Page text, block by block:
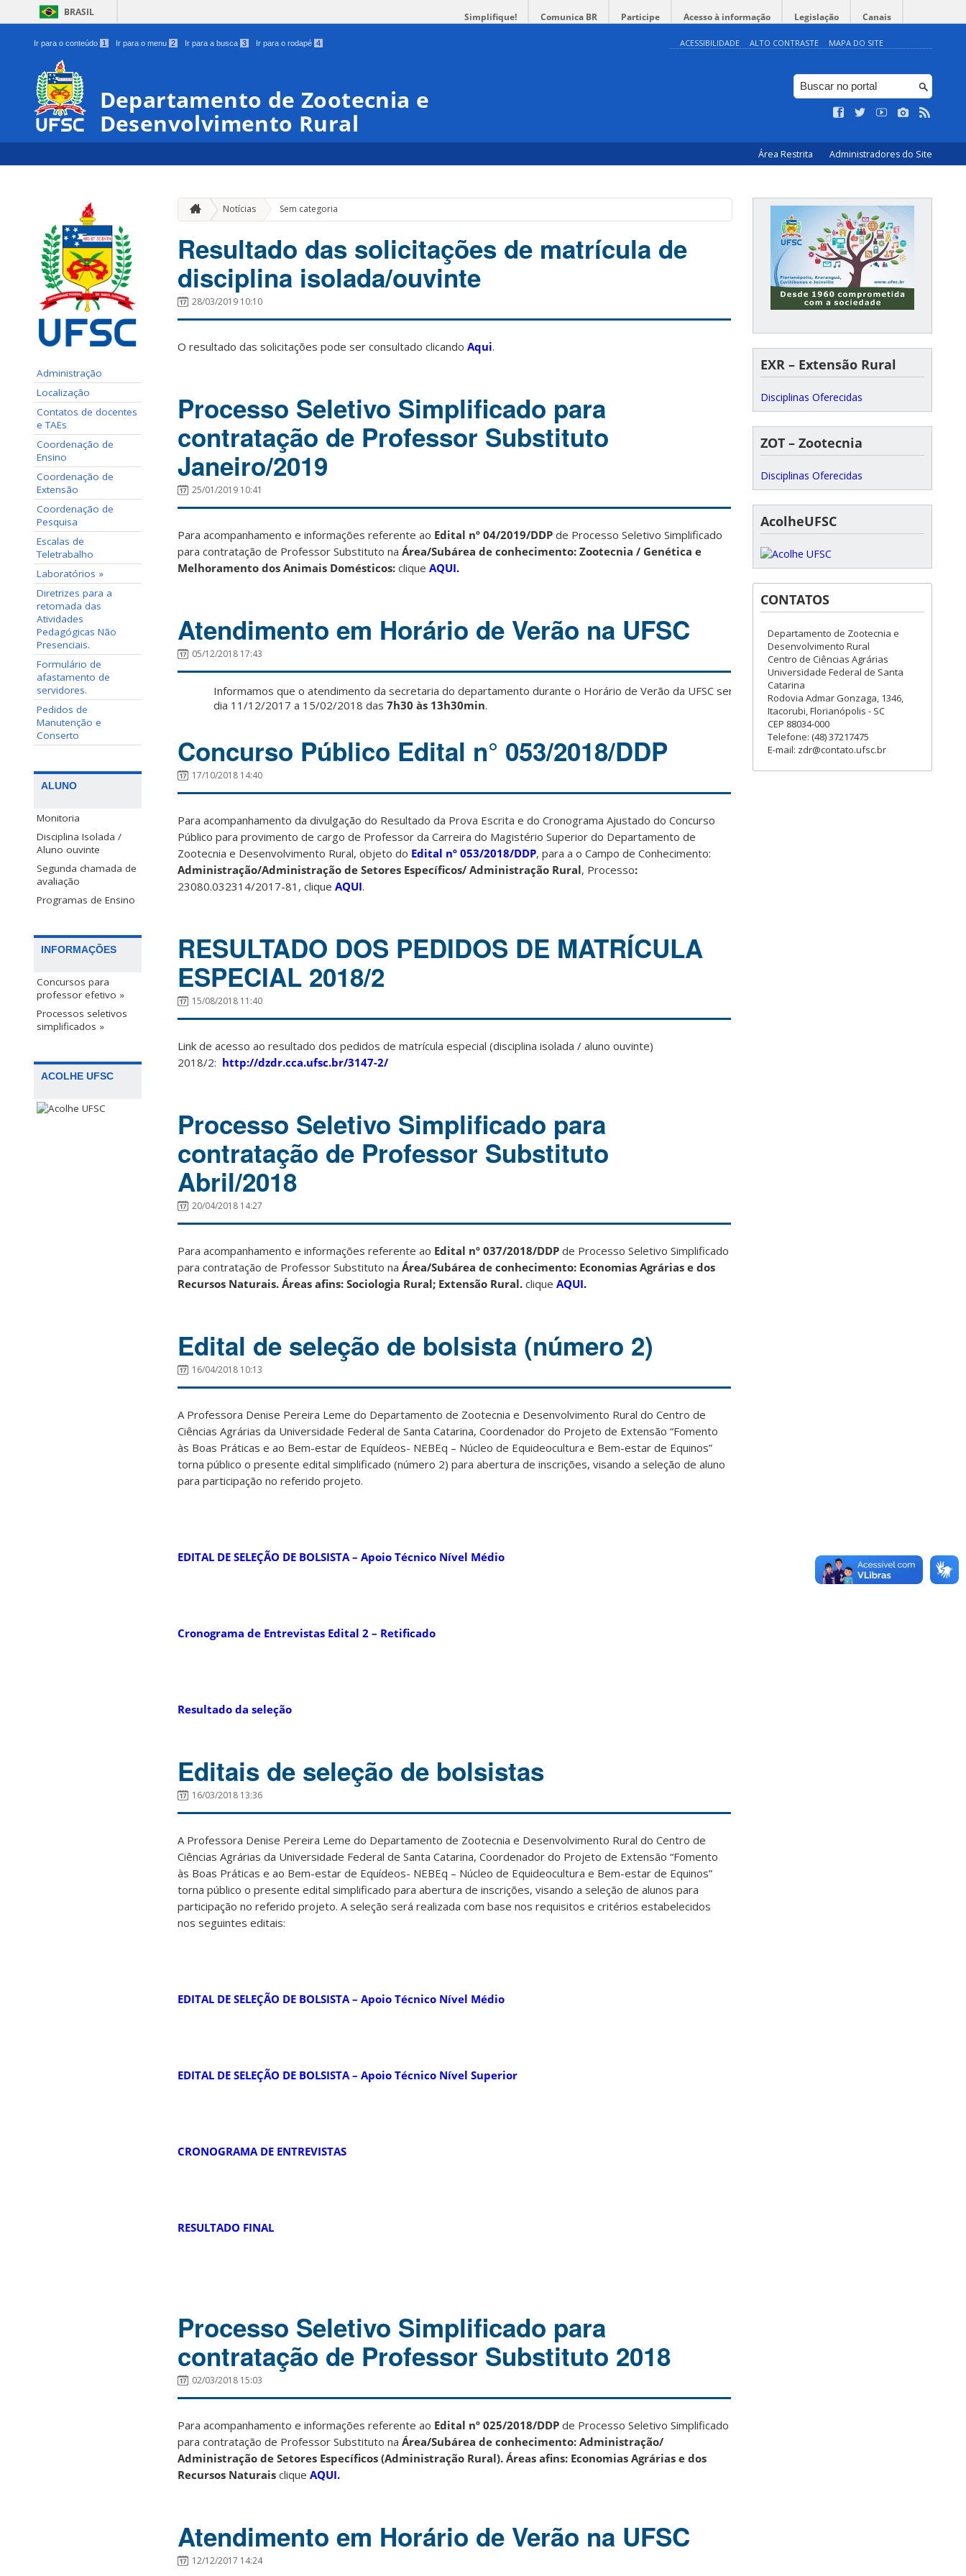
BRASIL Simplifique! Comunica BR Participe Acesso à informação Legislação Canais
Ir para o conteúdo 1 Ir para o menu 2 Ir para a busca 3 Ir para o rodapé 4 ACESSIBILIDADE ALTO CONTRASTE MAPA DO SITE
Departamento de Zootecnia e
Desenvolvimento Rural
Área Restrita Administradores do Site
Administração
Localização
Contatos de docentes
e TAEs
Coordenação de
Ensino
Coordenação de
Extensão
Coordenação de
Pesquisa
Escalas de
Teletrabalho
Laboratórios »
Diretrizes para a
retomada das
Atividades
Pedagógicas Não
Presenciais.
Formulário de
afastamento de
servidores.
Pedidos de
Manutenção e
Conserto
ALUNO
Monitoria
Disciplina Isolada /
Aluno ouvinte
Segunda chamada de
avaliação
Programas de Ensino
INFORMAÇÕES
Concursos para
professor efetivo »
Processos seletivos
simplificados »
ACOLHE UFSC
Notícias Sem categoria
Resultado das solicitações de matrícula de
disciplina isolada/ouvinte
28/03/2019 10:10
O resultado das solicitações pode ser consultado clicando Aqui.
Processo Seletivo Simplificado para
contratação de Professor Substituto
Janeiro/2019
25/01/2019 10:41
Para acompanhamento e informações referente ao Edital nº 04/2019/DDP de Processo Seletivo Simplificado
para contratação de Professor Substituto na Área/Subárea de conhecimento: Zootecnia / Genética e
Melhoramento dos Animais Domésticos: clique AQUI.
Atendimento em Horário de Verão na UFSC
05/12/2018 17:43
Informamos que o atendimento da secretaria do departamento durante o Horário de Verão da UFSC será do
dia 11/12/2017 a 15/02/2018 das 7h30 às 13h30min.
Concurso Público Edital n° 053/2018/DDP
17/10/2018 14:40
Para acompanhamento da divulgação do Resultado da Prova Escrita e do Cronograma Ajustado do Concurso
Público para provimento de cargo de Professor da Carreira do Magistério Superior do Departamento de
Zootecnia e Desenvolvimento Rural, objeto do Edital nº 053/2018/DDP, para a o Campo de Conhecimento:
Administração/Administração de Setores Específicos/ Administração Rural, Processo:
23080.032314/2017-81, clique AQUI.
RESULTADO DOS PEDIDOS DE MATRÍCULA
ESPECIAL 2018/2
15/08/2018 11:40
Link de acesso ao resultado dos pedidos de matrícula especial (disciplina isolada / aluno ouvinte)
2018/2: http://dzdr.cca.ufsc.br/3147-2/
Processo Seletivo Simplificado para
contratação de Professor Substituto
Abril/2018
20/04/2018 14:27
Para acompanhamento e informações referente ao Edital nº 037/2018/DDP de Processo Seletivo Simplificado
para contratação de Professor Substituto na Área/Subárea de conhecimento: Economias Agrárias e dos
Recursos Naturais. Áreas afins: Sociologia Rural; Extensão Rural. clique AQUI.
Edital de seleção de bolsista (número 2)
16/04/2018 10:13
A Professora Denise Pereira Leme do Departamento de Zootecnia e Desenvolvimento Rural do Centro de
Ciências Agrárias da Universidade Federal de Santa Catarina, Coordenador do Projeto de Extensão “Fomento
às Boas Práticas e ao Bem-estar de Equídeos- NEBEq – Núcleo de Equideocultura e Bem-estar de Equinos”
torna público o presente edital simplificado (número 2) para abertura de inscrições, visando a seleção de aluno
para participação no referido projeto.
EDITAL DE SELEÇÃO DE BOLSISTA – Apoio Técnico Nível Médio
Cronograma de Entrevistas Edital 2 – Retificado
Resultado da seleção
Editais de seleção de bolsistas
16/03/2018 13:36
A Professora Denise Pereira Leme do Departamento de Zootecnia e Desenvolvimento Rural do Centro de
Ciências Agrárias da Universidade Federal de Santa Catarina, Coordenador do Projeto de Extensão “Fomento
às Boas Práticas e ao Bem-estar de Equídeos- NEBEq – Núcleo de Equideocultura e Bem-estar de Equinos”
torna público o presente edital simplificado para abertura de inscrições, visando a seleção de alunos para
participação no referido projeto. A seleção será realizada com base nos requisitos e critérios estabelecidos
nos seguintes editais:
EDITAL DE SELEÇÃO DE BOLSISTA – Apoio Técnico Nível Médio
EDITAL DE SELEÇÃO DE BOLSISTA – Apoio Técnico Nível Superior
CRONOGRAMA DE ENTREVISTAS
RESULTADO FINAL
Processo Seletivo Simplificado para
contratação de Professor Substituto 2018
02/03/2018 15:03
Para acompanhamento e informações referente ao Edital nº 025/2018/DDP de Processo Seletivo Simplificado
para contratação de Professor Substituto na Área/Subárea de conhecimento: Administração/
Administração de Setores Específicos (Administração Rural). Áreas afins: Economias Agrárias e dos
Recursos Naturais clique AQUI.
Atendimento em Horário de Verão na UFSC
12/12/2017 14:24
EXR – Extensão Rural
Disciplinas Oferecidas
ZOT – Zootecnia
Disciplinas Oferecidas
AcolheUFSC
CONTATOS
Departamento de Zootecnia e
Desenvolvimento Rural
Centro de Ciências Agrárias
Universidade Federal de Santa
Catarina
Rodovia Admar Gonzaga, 1346,
Itacorubi, Florianópolis - SC
CEP 88034-000
Telefone: (48) 37217475
E-mail: zdr@contato.ufsc.br